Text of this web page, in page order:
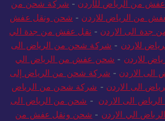
من الرياض للأردن - شركة شحن من
من الرياض للاردن - شحن ونقل عفش
جدة الى الاردن - نقل عفش من جدة الي
للاردن - شركة شحن من الرياض الى
للاردن - شحن عفش من الرياض الي
الى الاردن - شركة شحن من الرياض إلى
الى الاردن - شركة شحن من الرياض
الى الاردن - شحن من الرياض الى
الي الاردن - شحن ونقل عفش من